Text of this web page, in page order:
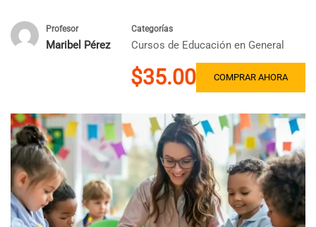
Profesor
Maribel Pérez
Categorías
Cursos de Educación en General
$35.00 COMPRAR AHORA